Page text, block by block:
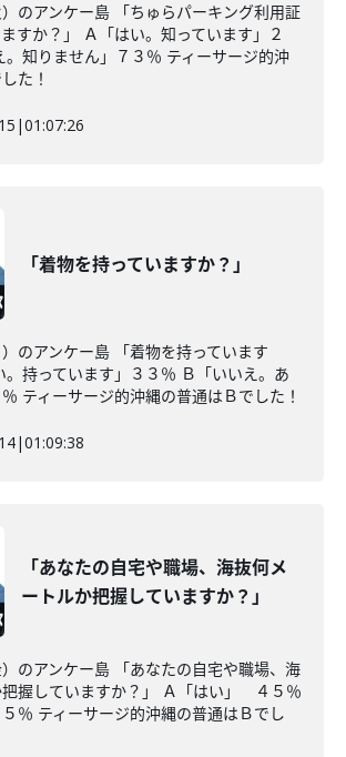
のアンケー島 「ちゅらパーキング利用証
すか？」 Ａ「はい。知っています」２
。知りません」７３％ ティーサージ的沖
た！
|01:07:26
「着物を持っていますか？」
のアンケー島 「着物を持っています
。持っています」３３％ Ｂ「いいえ。あ
ティーサージ的沖縄の普通はＢでした！
|01:09:38
「あなたの自宅や職場、海抜何メ
ートルか把握していますか？」
のアンケー島 「あなたの自宅や職場、海
握していますか？」 Ａ「はい」 ４５％
％ ティーサージ的沖縄の普通はＢでし